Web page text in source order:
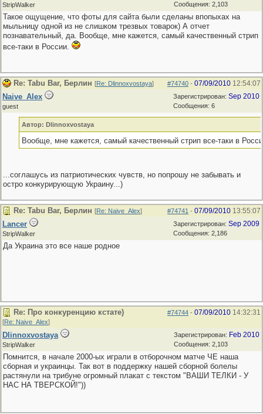
Сообщения: 2,103
StripWalker
Такое ощущение, что фоты для сайта были сделаны впопыхах на
мыльницу одной из не слишком трезвых товарок) А отчет
познавательный, да. Вообще, мне кажется, самый качественный стрип
все-таки в России.
#74740 - 07/09/2010 12:54:07
Re: Tabu Bar, Берлин [Re: Dlinnoxvostaya]
Зарегистрирован: Sep 2010
Сообщения: 6
Naive_Alex
guest
Автор: Dlinnoxvostaya
Вообще, мне кажется, самый качественный стрип все-таки в
...соглашусь из патриотических чувств, но попрошу не забывать и
остро конкурирующую Украину...)
#74741 - 07/09/2010 13:55:07
Re: Tabu Bar, Берлин [Re: Naive_Alex]
Зарегистрирован: Sep 2009
Сообщения: 2,186
Lancer
StripWalker
Да Украина это все наше родное
#74744 - 07/09/2010 14:32:31
Re: Про конкуренцию кстате)
[Re: Naive_Alex]
Зарегистрирован: Feb 2010
Сообщения: 2,103
Dlinnoxvostaya
StripWalker
Помнится, в начале 2000-ых играли в отборочном матче ЧЕ наша
сборная и украинцы. Так вот в поддержку нашей сборной болелы
растянули на трибуне огромный плакат с текстом "ВАШИ ТЕЛКИ - У
НАС НА ТВЕРСКОЙ!"))